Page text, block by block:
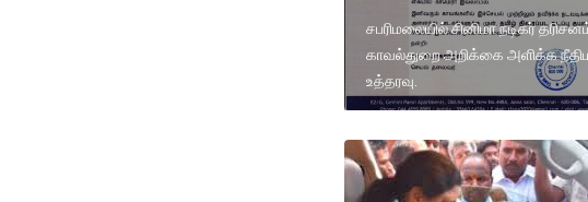
சபரிமலையில் சினிமா நடிகர்
காவல்துறை அறிக்கை அளிக்க
உத்தரவு.